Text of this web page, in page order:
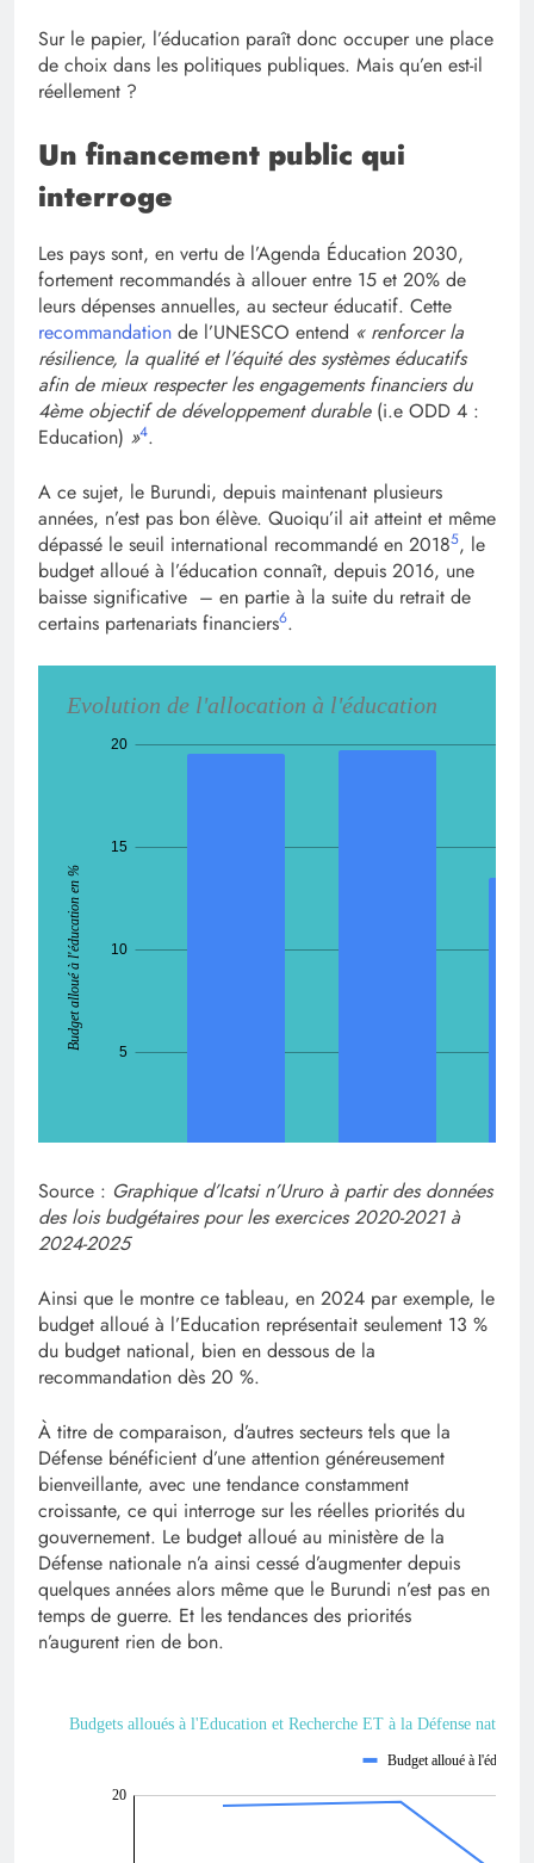
Sur le papier, l’éducation paraît donc occuper une place
de choix dans les politiques publiques. Mais qu’en est-il
réellement ?
Un financement public qui
interroge
Les pays sont, en vertu de l’Agenda Éducation 2030,
fortement recommandés à allouer entre 15 et 20% de
leurs dépenses annuelles, au secteur éducatif. Cette
recommandation de l’UNESCO entend « renforcer la
résilience, la qualité et l’équité des systèmes éducatifs
afin de mieux respecter les engagements financiers du
4ème objectif de développement durable (i.e ODD 4 :
Education) »4.
A ce sujet, le Burundi, depuis maintenant plusieurs
années, n’est pas bon élève. Quoiqu’il ait atteint et même
dépassé le seuil international recommandé en 20185, le
budget alloué à l’éducation connaît, depuis 2016, une
baisse significative – en partie à la suite du retrait de
certains partenariats financiers6.
Source : Graphique d’Icatsi n’Ururo à partir des données
des lois budgétaires pour les exercices 2020-2021 à
2024-2025
Ainsi que le montre ce tableau, en 2024 par exemple, le
budget alloué à l’Education représentait seulement 13 %
du budget national, bien en dessous de la
recommandation dès 20 %.
À titre de comparaison, d’autres secteurs tels que la
Défense bénéficient d’une attention généreusement
bienveillante, avec une tendance constamment
croissante, ce qui interroge sur les réelles priorités du
gouvernement. Le budget alloué au ministère de la
Défense nationale n’a ainsi cessé d’augmenter depuis
quelques années alors même que le Burundi n’est pas en
temps de guerre. Et les tendances des priorités
n’augurent rien de bon.